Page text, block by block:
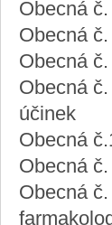
Obecná
Obecná
Obecná
Obecná
účinek
Obecná
Obecná
Obecná